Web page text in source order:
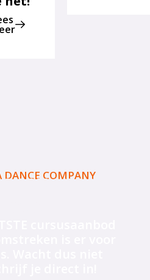
DANCE COMPANY
voor een